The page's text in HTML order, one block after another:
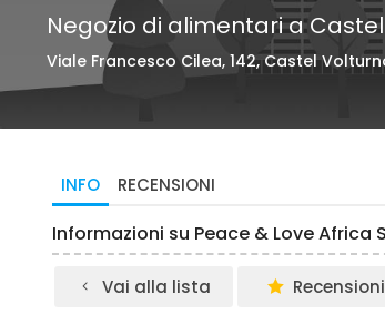
Negozio di alimentari a
Viale Francesco Cilea, 142, Castel
INFO RECENSIONI
Informazioni su Peace & Love Africa
Vai alla lista Recensioni